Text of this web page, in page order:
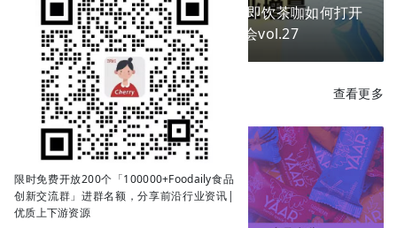
限时免费开放200个「100000+Foodaily食品
创新交流群」进群名额，分享前沿行业资讯|
优质上下游资源
换个包装就能卖爆？掘金新场景，即饮茶咖如何打开
下一个商业增量？ | Go!创新私享会vol.27
每日新品 查看更多